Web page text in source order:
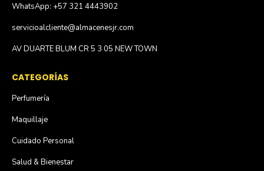
WhatsApp: +57 321 4443902
servicioalcliente@almacenesjr.com
AV DUARTE BLUM CR 5 3 05 NEW TOWN
CATEGORÍAS
Perfumería
Maquillaje
Cuidado Personal
Salud & Bienestar